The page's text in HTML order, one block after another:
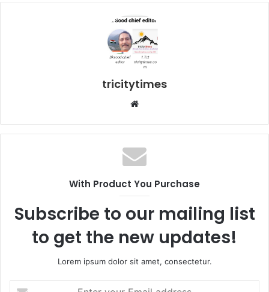
tricitytimes
Website
With Product You Purchase
Subscribe to our mailing list
to get the new updates!
Lorem ipsum dolor sit amet, consectetur.